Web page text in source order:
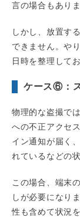
言の場合もありま
しかし、放置す
できません。や
日時を整理して
ケース⑥：
物理的な盗撮で
への不正アクセ
イン通知が届く
れているなどの状
この場合、端末
しが必要になり
性も含めて状況